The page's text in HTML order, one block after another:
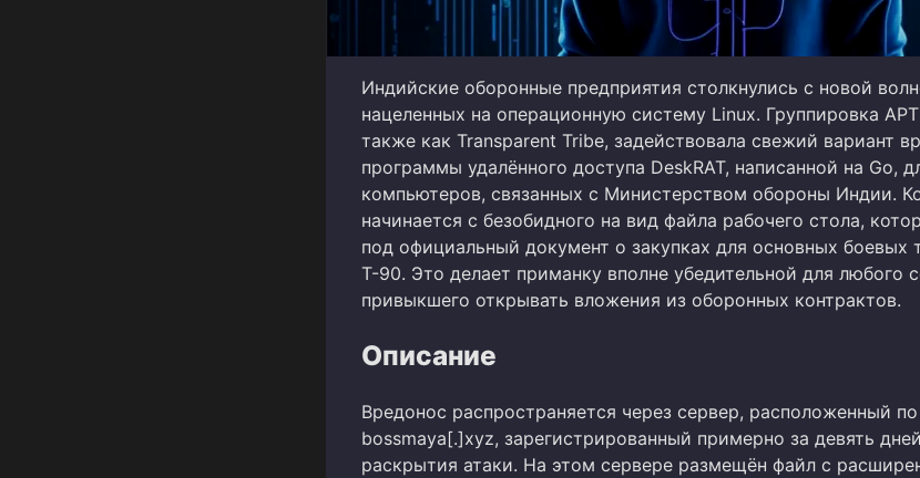
Индийские оборонные предприятия столкнулись с новой
нацеленных на операционную систему Linux. Группировка
также как Transparent Tribe, задействовала свежий вариант
программы удалённого доступа DeskRAT, написанной на Go,
компьютеров, связанных с Министерством обороны Индии.
начинается с безобидного на вид файла рабочего стола,
под официальный документ о закупках для основных боевых
Т-90. Это делает приманку вполне убедительной для любого
привыкшего открывать вложения из оборонных контрактов.
Описание
Вредонос распространяется через сервер, расположенный
bossmaya[.]xyz, зарегистрированный примерно за девять
раскрытия атаки. На этом сервере размещён файл с